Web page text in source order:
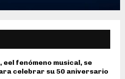
eel fenómeno musical, se
celebrar su 50 aniversario